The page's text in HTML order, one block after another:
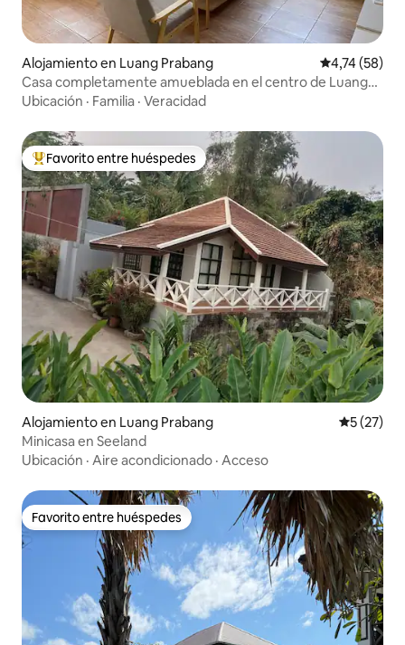
Alojamiento en Luang Prabang Calificación
4,74 (58)
Casa completamente amueblada en el centro de Luang
Prabang
Ubicación · Familia · Veracidad
Favorito entre los huéspedes más destacados
Favorito entre huéspedes
Alojamiento en Luang Prabang
5 (27)
Minicasa en Seeland
Ubicación · Aire acondicionado · Acceso
Favorito entre huéspedes
Favorito entre huéspedes